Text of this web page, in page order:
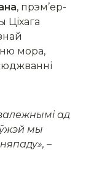
, прэм’ер-
Ціхага
мора,
ад
мы
–